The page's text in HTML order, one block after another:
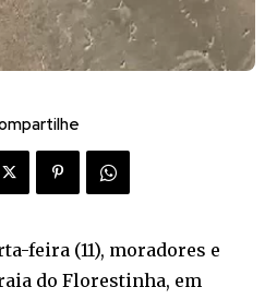
feira (11), moradores e
do Florestinha, em